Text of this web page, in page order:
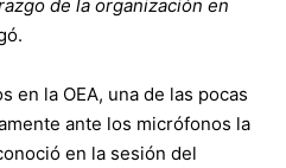
de la organización en
en la OEA, una de las pocas
ante los micrófonos la
en la sesión del